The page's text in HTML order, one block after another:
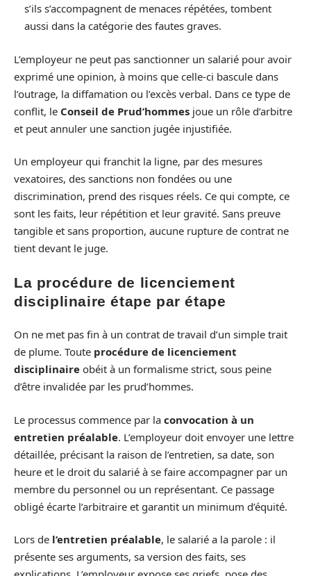
s’ils s’accompagnent de menaces répétées, tombent
aussi dans la catégorie des fautes graves.
L’employeur ne peut pas sanctionner un salarié pour avoir
exprimé une opinion, à moins que celle-ci bascule dans
l’outrage, la diffamation ou l’excès verbal. Dans ce type de
conflit, le Conseil de Prud’hommes joue un rôle d’arbitre
et peut annuler une sanction jugée injustifiée.
Un employeur qui franchit la ligne, par des mesures
vexatoires, des sanctions non fondées ou une
discrimination, prend des risques réels. Ce qui compte, ce
sont les faits, leur répétition et leur gravité. Sans preuve
tangible et sans proportion, aucune rupture de contrat ne
tient devant le juge.
La procédure de licenciement
disciplinaire étape par étape
On ne met pas fin à un contrat de travail d’un simple trait
de plume. Toute procédure de licenciement
disciplinaire obéit à un formalisme strict, sous peine
d’être invalidée par les prud’hommes.
Le processus commence par la convocation à un
entretien préalable. L’employeur doit envoyer une lettre
détaillée, précisant la raison de l’entretien, sa date, son
heure et le droit du salarié à se faire accompagner par un
membre du personnel ou un représentant. Ce passage
obligé écarte l’arbitraire et garantit un minimum d’équité.
Lors de l’entretien préalable, le salarié a la parole : il
présente ses arguments, sa version des faits, ses